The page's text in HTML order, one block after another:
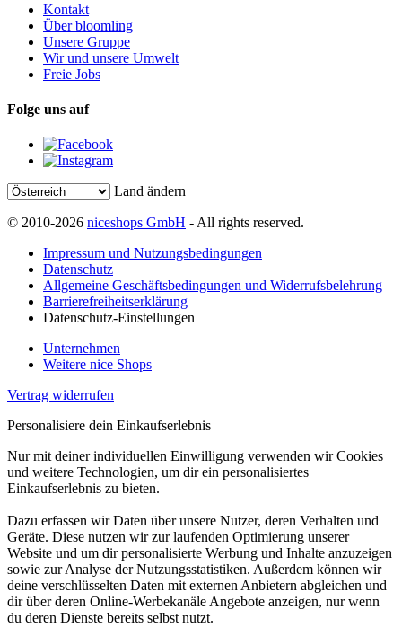
Kontakt
Über bloomling
Unsere Gruppe
Wir und unsere Umwelt
Freie Jobs
Folge uns auf
Land ändern
© 2010-2026 niceshops GmbH - All rights reserved.
Impressum und Nutzungsbedingungen
Datenschutz
Allgemeine Geschäftsbedingungen und Widerrufsbelehrung
Barrierefreiheitserklärung
Datenschutz-Einstellungen
Unternehmen
Weitere nice Shops
Vertrag widerrufen
Personalisiere dein Einkaufserlebnis
Nur mit deiner individuellen Einwilligung verwenden wir Cookies
und weitere Technologien, um dir ein personalisiertes
Einkaufserlebnis zu bieten.
Dazu erfassen wir Daten über unsere Nutzer, deren Verhalten und
Geräte. Diese nutzen wir zur laufenden Optimierung unserer
Website und um dir personalisierte Werbung und Inhalte anzuzeigen
sowie zur Analyse der Nutzungsstatistiken. Außerdem können wir
deine verschlüsselten Daten mit externen Anbietern abgleichen und
dir über deren Online-Werbekanäle Angebote anzeigen, nur wenn
du deren Dienste bereits selbst nutzt.